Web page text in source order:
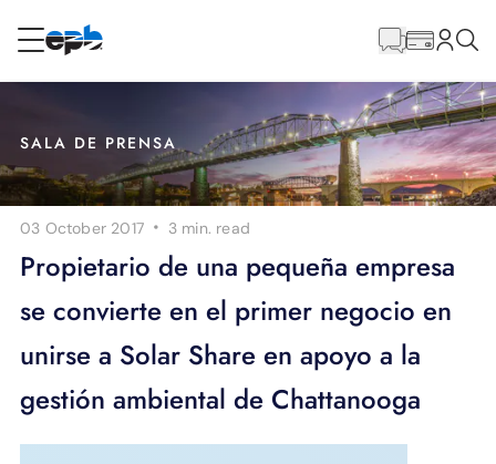
Internet
Energía
Televisión
principal
SALA DE PRENSA
03 October 2017 · 3 min. read
Propietario de una pequeña empresa
se convierte en el primer negocio en
unirse a Solar Share en apoyo a la
gestión ambiental de Chattanooga